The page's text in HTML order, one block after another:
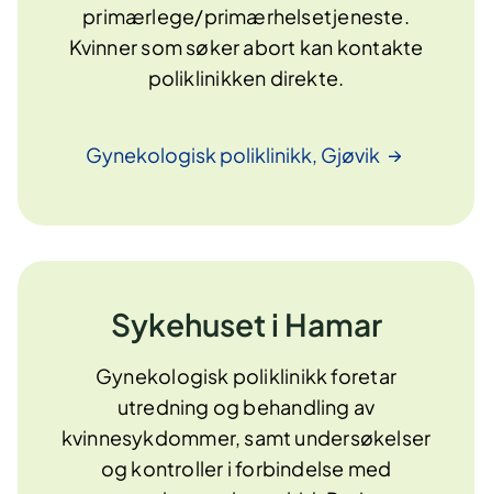
primærlege/primærhelsetjeneste.
Kvinner som søker abort kan kontakte
poliklinikken direkte.
Gynekologisk poliklinikk, Gjøvik
Sykehuset i Hamar
Gynekologisk poliklinikk foretar
utredning og behandling av
kvinnesykdommer, samt undersøkelser
og kontroller i forbindelse med